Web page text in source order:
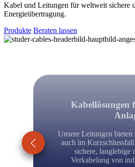
Kabel und Leitungen für weltweit sichere
Energieübertragung.
Produkte Beraten lassen
Kabellösungen
Unsere Leitungen bieten
auch im Kurzschlussfall
sichere, langlebige
Verkabelung von